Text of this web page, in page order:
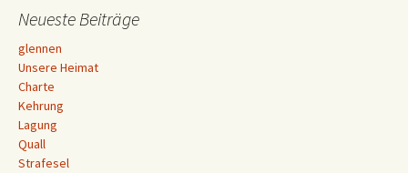
Navigation
Neueste Beiträge
glennen
Unsere Heimat
Charte
Kehrung
Lagung
Quall
Strafesel